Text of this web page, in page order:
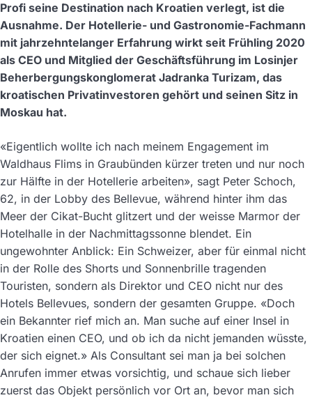
Profi seine Destination nach Kroatien verlegt, ist die
Ausnahme. Der Hotellerie- und Gastronomie-Fachmann
mit jahrzehntelanger Erfahrung wirkt seit Frühling 2020
als CEO und Mitglied der Geschäftsführung im Losinjer
Beherbergungskonglomerat Jadranka Turizam, das
kroatischen Privatinvestoren gehört und seinen Sitz in
Moskau hat.
«Eigentlich wollte ich nach meinem Engagement im
Waldhaus Flims in Graubünden kürzer treten und nur noch
zur Hälfte in der Hotellerie arbeiten», sagt Peter Schoch,
62, in der Lobby des Bellevue, während hinter ihm das
Meer der Cikat-Bucht glitzert und der weisse Marmor der
Hotelhalle in der Nachmittagssonne blendet. Ein
ungewohnter Anblick: Ein Schweizer, aber für einmal nicht
in der Rolle des Shorts und Sonnenbrille tragenden
Touristen, sondern als Direktor und CEO nicht nur des
Hotels Bellevues, sondern der gesamten Gruppe. «Doch
ein Bekannter rief mich an. Man suche auf einer Insel in
Kroatien einen CEO, und ob ich da nicht jemanden wüsste,
der sich eignet.» Als Consultant sei man ja bei solchen
Anrufen immer etwas vorsichtig, und schaue sich lieber
zuerst das Objekt persönlich vor Ort an, bevor man sich